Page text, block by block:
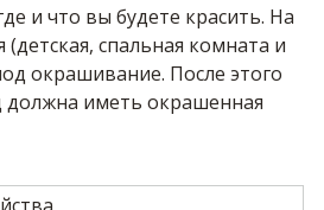
и что вы будете красить. На
спальная комната и
окрашивание. После этого
иметь окрашенная